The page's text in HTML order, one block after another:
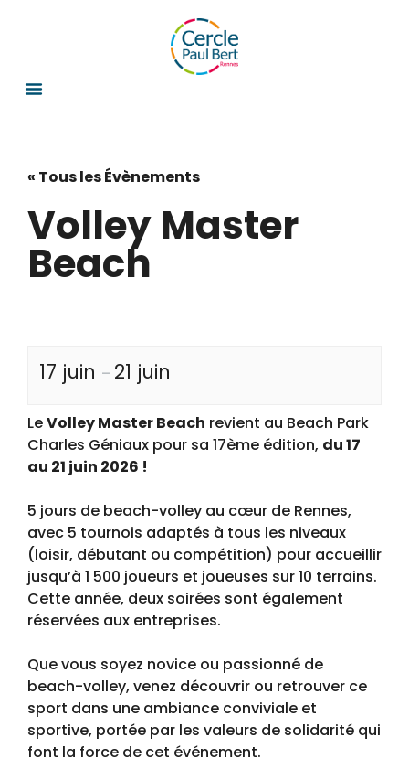
« Tous les Évènements
Volley Master
Beach
17 juin – 21 juin
LeVolley Master Beach revient au Beach Park
Charles Géniaux pour sa 17ème édition, du 17
au 21 juin 2026 !
5 jours de beach-volley au cœur de Rennes,
avec 5 tournois adaptés à tous les niveaux
(loisir, débutant ou compétition) pour accueillir
jusqu’à 1 500 joueurs et joueuses sur 10 terrains.
Cette année, deux soirées sont également
réservées aux entreprises.
Que vous soyez novice ou passionné de
beach-volley, venez découvrir ou retrouver ce
sport dans une ambiance conviviale et
sportive, portée par les valeurs de solidarité qui
font la force de cet événement.